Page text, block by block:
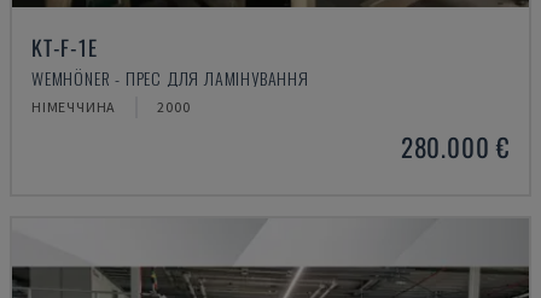
KT-F-1E
WEMHÖNER - ПРЕС ДЛЯ ЛАМІНУВАННЯ
НІМЕЧЧИНА 2000
280.000 €